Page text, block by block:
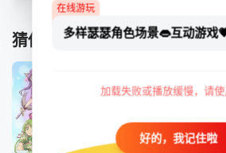
猜你喜欢
在线游玩
多样瑟瑟角色场景👄互动游戏
加载失败或播放缓慢，请
好的，我记住啦